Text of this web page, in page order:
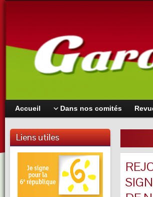
Accueil Dans nos comités
Liens utiles